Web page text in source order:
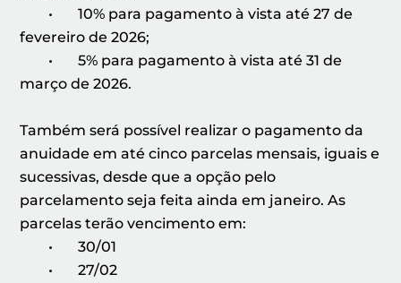
• 10% para pagamento à vista até 27 de
fevereiro de 2026;
• 5% para pagamento à vista até 31 de
março de 2026.
Também será possível realizar o pagamento da
anuidade em até cinco parcelas mensais, iguais e
sucessivas, desde que a opção pelo
parcelamento seja feita ainda em janeiro. As
parcelas terão vencimento em:
• 30/01
• 27/02